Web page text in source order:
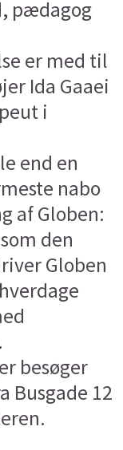
pædagog
er med til
Ida Gaaei
i
end en
nabo
af Globen:
den
Globen
besøger
Busgade 12